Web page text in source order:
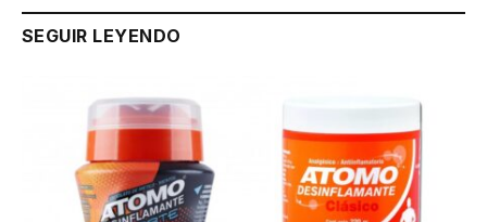
SEGUIR LEYENDO